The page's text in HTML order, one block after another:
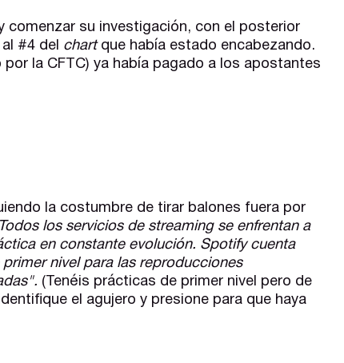
comenzar su investigación, con el posterior
#4 del chartque había estado encabezando.
la CFTC) ya había pagado a los apostantes
la costumbre de tirar balones fuera por
los servicios de streaming se enfrentan a
en constante evolución. Spotify cuenta
nivel para las reproducciones
(Tenéis prácticas de primer nivel pero de
el agujero y presione para que haya